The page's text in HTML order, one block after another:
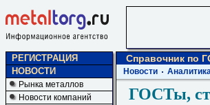
РЕГИСТРАЦИЯ
НОВОСТИ
Рынка металлов
Новости компаний
Справочник по
Новости
ГОСТы,